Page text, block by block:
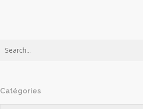
Catégories